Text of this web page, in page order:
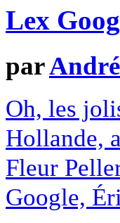
Lex
par
Oh, les
Hollande,
Fleur
Google,